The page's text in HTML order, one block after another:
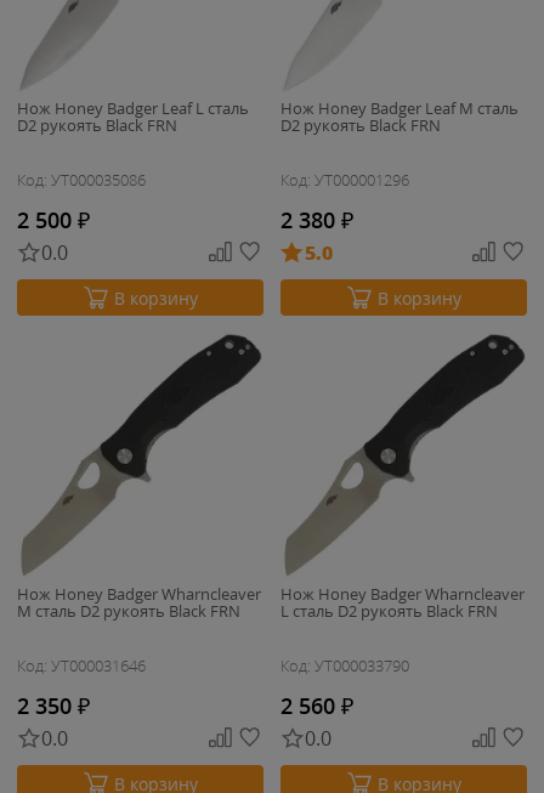
Нож Honey Badger Leaf L сталь
D2 рукоять Black FRN
Код: УТ000035086
2 500 ₽
0.0
В корзину
Нож Honey Badger Leaf M сталь
D2 рукоять Black FRN
Код: УТ000001296
2 380 ₽
5.0
В корзину
Нож Honey Badger Wharncleaver
M сталь D2 рукоять Black FRN
Код: УТ000031646
2 350 ₽
0.0
В корзину
Нож Honey Badger Wharncleaver
L сталь D2 рукоять Black FRN
Код: УТ000033790
2 560 ₽
0.0
В корзину